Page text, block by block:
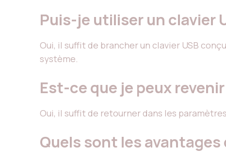
Puis-je utiliser un clavier
Oui, il suffit de brancher un clavier USB
système.
Est-ce que je peux
Oui, il suffit de retourner dans les
Quels sont les avantages